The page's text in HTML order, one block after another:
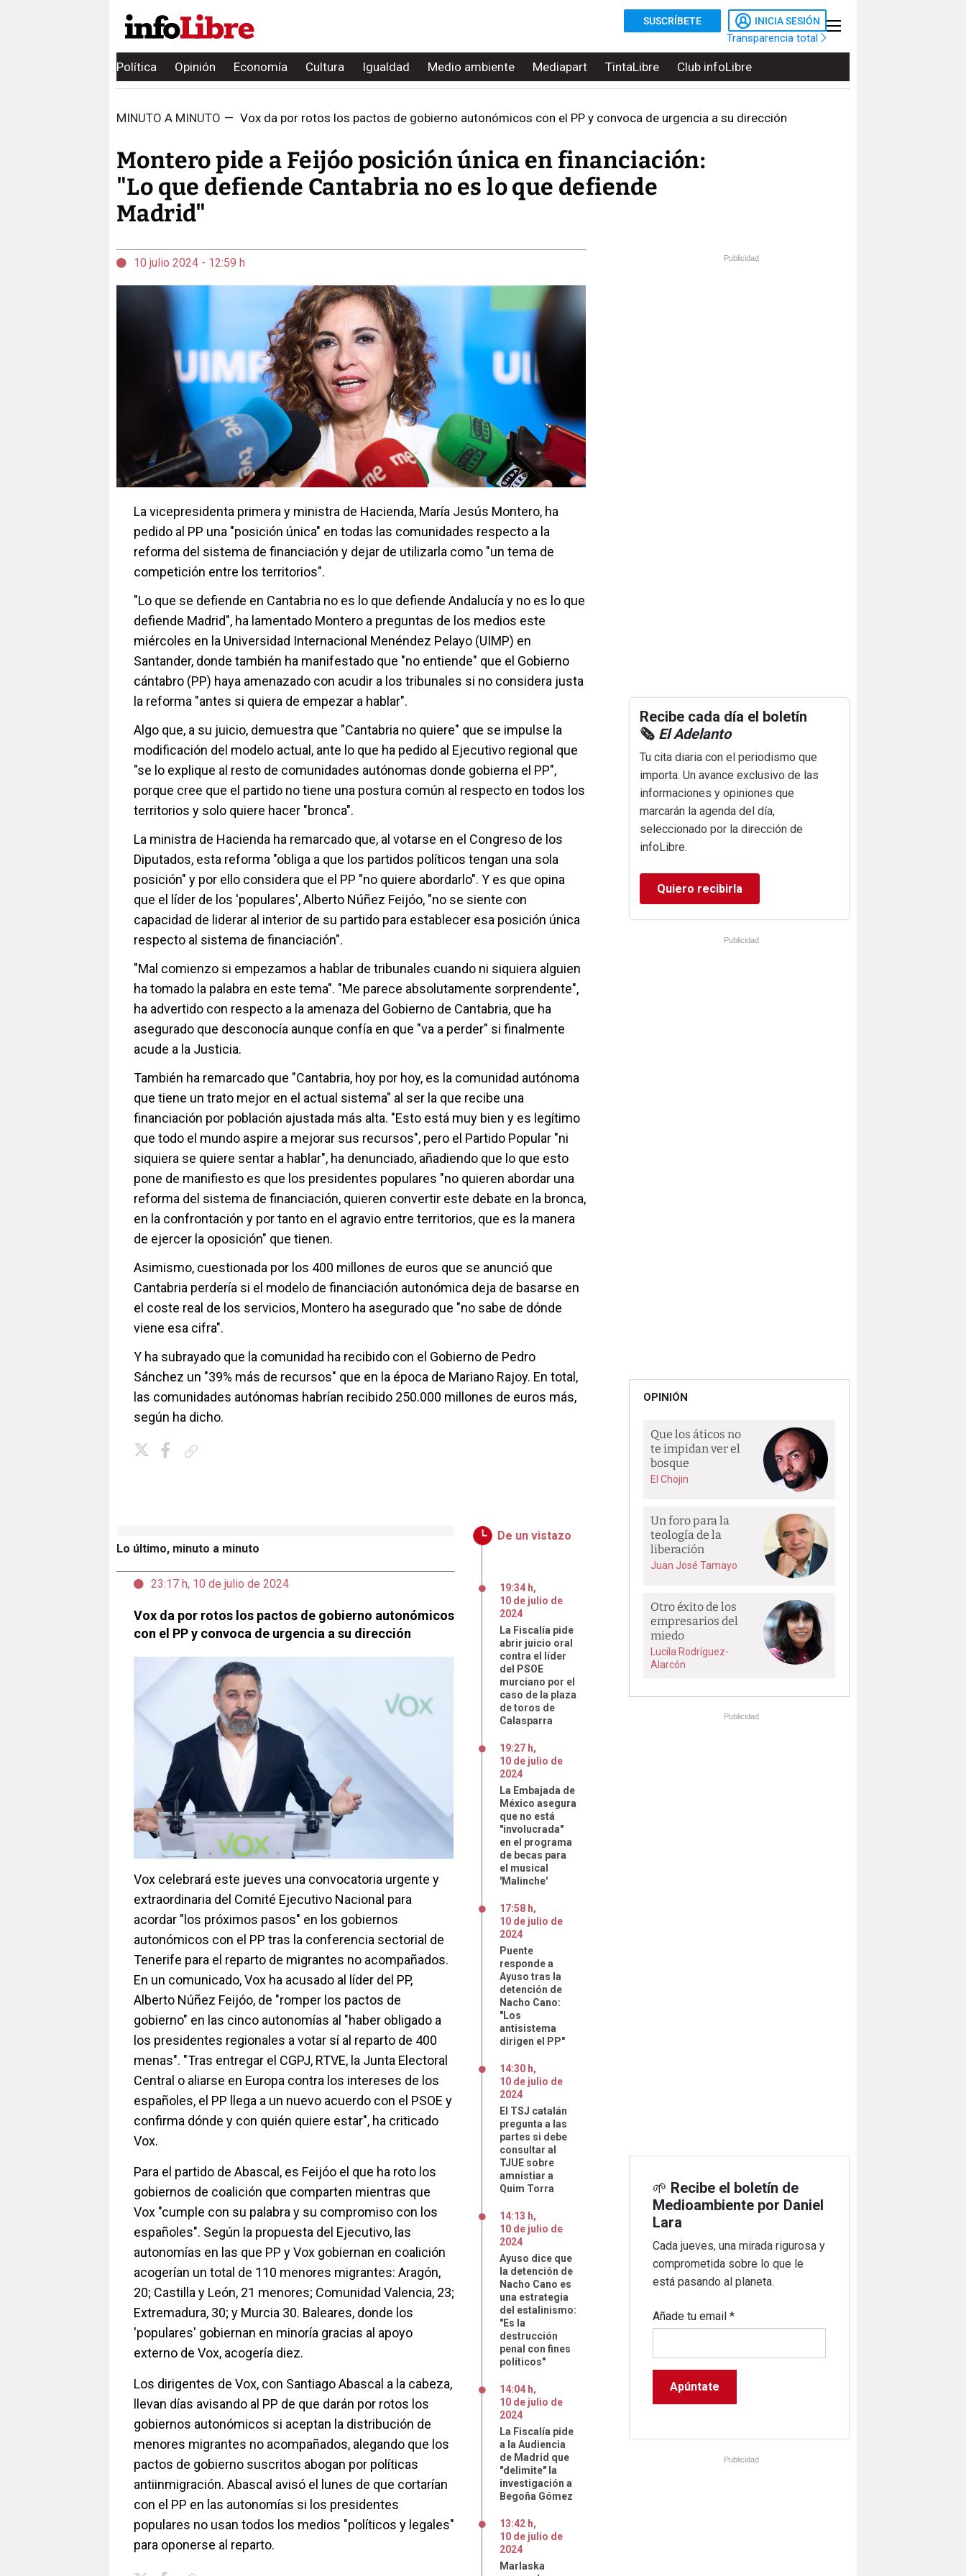
SUSCRÍBETE INICIA SESIÓN
Transparencia total
Política Opinión Economía Cultura Igualdad Medio ambiente Mediapart TintaLibre Club infoLibre
MINUTO A MINUTO — Vox da por rotos los pactos de gobierno autonómicos con el PP y convoca de urgencia a su dirección
Montero pide a Feijóo posición única en financiación:
"Lo que defiende Cantabria no es lo que defiende
Madrid"
10 julio 2024 - 12:59 h
La vicepresidenta primera y ministra de Hacienda, María Jesús Montero, ha
pedido al PP una "posición única" en todas las comunidades respecto a la
reforma del sistema de financiación y dejar de utilizarla como "un tema de
competición entre los territorios".
"Lo que se defiende en Cantabria no es lo que defiende Andalucía y no es lo que
defiende Madrid", ha lamentado Montero a preguntas de los medios este
miércoles en la Universidad Internacional Menéndez Pelayo (UIMP) en
Santander, donde también ha manifestado que "no entiende" que el Gobierno
cántabro (PP) haya amenazado con acudir a los tribunales si no considera justa
la reforma "antes si quiera de empezar a hablar".
Algo que, a su juicio, demuestra que "Cantabria no quiere" que se impulse la
modificación del modelo actual, ante lo que ha pedido al Ejecutivo regional que
"se lo explique al resto de comunidades autónomas donde gobierna el PP",
porque cree que el partido no tiene una postura común al respecto en todos los
territorios y solo quiere hacer "bronca".
La ministra de Hacienda ha remarcado que, al votarse en el Congreso de los
Diputados, esta reforma "obliga a que los partidos políticos tengan una sola
posición" y por ello considera que el PP "no quiere abordarlo". Y es que opina
que el líder de los 'populares', Alberto Núñez Feijóo, "no se siente con
capacidad de liderar al interior de su partido para establecer esa posición única
respecto al sistema de financiación".
"Mal comienzo si empezamos a hablar de tribunales cuando ni siquiera alguien
ha tomado la palabra en este tema". "Me parece absolutamente sorprendente",
ha advertido con respecto a la amenaza del Gobierno de Cantabria, que ha
asegurado que desconocía aunque confía en que "va a perder" si finalmente
acude a la Justicia.
También ha remarcado que "Cantabria, hoy por hoy, es la comunidad autónoma
que tiene un trato mejor en el actual sistema" al ser la que recibe una
financiación por población ajustada más alta. "Esto está muy bien y es legítimo
que todo el mundo aspire a mejorar sus recursos", pero el Partido Popular "ni
siquiera se quiere sentar a hablar", ha denunciado, añadiendo que lo que esto
pone de manifiesto es que los presidentes populares "no quieren abordar una
reforma del sistema de financiación, quieren convertir este debate en la bronca,
en la confrontación y por tanto en el agravio entre territorios, que es la manera
de ejercer la oposición" que tienen.
Asimismo, cuestionada por los 400 millones de euros que se anunció que
Cantabria perdería si el modelo de financiación autonómica deja de basarse en
el coste real de los servicios, Montero ha asegurado que "no sabe de dónde
viene esa cifra".
Y ha subrayado que la comunidad ha recibido con el Gobierno de Pedro
Sánchez un "39% más de recursos" que en la época de Mariano Rajoy. En total,
las comunidades autónomas habrían recibido 250.000 millones de euros más,
según ha dicho.
Lo último, minuto a minuto
23:17 h, 10 de julio de 2024
Vox da por rotos los pactos de gobierno autonómicos
con el PP y convoca de urgencia a su dirección
Vox celebrará este jueves una convocatoria urgente y
extraordinaria del Comité Ejecutivo Nacional para
acordar "los próximos pasos" en los gobiernos
autonómicos con el PP tras la conferencia sectorial de
Tenerife para el reparto de migrantes no acompañados.
En un comunicado, Vox ha acusado al líder del PP,
Alberto Núñez Feijóo, de "romper los pactos de
gobierno" en las cinco autonomías al "haber obligado a
los presidentes regionales a votar sí al reparto de 400
menas". "Tras entregar el CGPJ, RTVE, la Junta Electoral
Central o aliarse en Europa contra los intereses de los
españoles, el PP llega a un nuevo acuerdo con el PSOE y
confirma dónde y con quién quiere estar", ha criticado
Vox.
Para el partido de Abascal, es Feijóo el que ha roto los
gobiernos de coalición que comparten mientras que
Vox "cumple con su palabra y su compromiso con los
españoles". Según la propuesta del Ejecutivo, las
autonomías en las que PP y Vox gobiernan en coalición
acogerían un total de 110 menores migrantes: Aragón,
20; Castilla y León, 21 menores; Comunidad Valencia, 23;
Extremadura, 30; y Murcia 30. Baleares, donde los
'populares' gobiernan en minoría gracias al apoyo
externo de Vox, acogería diez.
Los dirigentes de Vox, con Santiago Abascal a la cabeza,
llevan días avisando al PP de que darán por rotos los
gobiernos autonómicos si aceptan la distribución de
menores migrantes no acompañados, alegando que los
pactos de gobierno suscritos abogan por políticas
antiinmigración. Abascal avisó el lunes de que cortarían
con el PP en las autonomías si los presidentes
populares no usan todos los medios "políticos y legales"
para oponerse al reparto.
De un vistazo
19:34 h,
10 de julio de
2024
La Fiscalía pide
abrir juicio oral
contra el líder
del PSOE
murciano por el
caso de la plaza
de toros de
Calasparra
19:27 h,
10 de julio de
2024
La Embajada de
México asegura
que no está
"involucrada"
en el programa
de becas para
el musical
'Malinche'
17:58 h,
10 de julio de
2024
Puente
responde a
Ayuso tras la
detención de
Nacho Cano:
"Los
antisistema
dirigen el PP"
14:30 h,
10 de julio de
2024
El TSJ catalán
pregunta a las
partes si debe
consultar al
TJUE sobre
amnistiar a
Quim Torra
14:13 h,
10 de julio de
2024
Ayuso dice que
la detención de
Nacho Cano es
una estrategia
del estalinismo:
"Es la
destrucción
penal con fines
políticos"
14:04 h,
10 de julio de
2024
La Fiscalía pide
a la Audiencia
de Madrid que
"delimite" la
investigación a
Begoña Gómez
13:42 h,
10 de julio de
2024
Marlaska
Publicidad
Recibe cada día el boletín
🗞️ El Adelanto
Tu cita diaria con el periodismo que
importa. Un avance exclusivo de las
informaciones y opiniones que
marcarán la agenda del día,
seleccionado por la dirección de
infoLibre.
Quiero recibirla
Publicidad
OPINIÓN
Que los áticos no
te impidan ver el
bosque
El Chojin
Un foro para la
teología de la
liberación
Juan José Tamayo
Otro éxito de los
empresarios del
miedo
Lucila Rodríguez-
Alarcón
Publicidad
🌱 Recibe el boletín de
Medioambiente por Daniel
Lara
Cada jueves, una mirada rigurosa y
comprometida sobre lo que le
está pasando al planeta.
Añade tu email*
Publicidad